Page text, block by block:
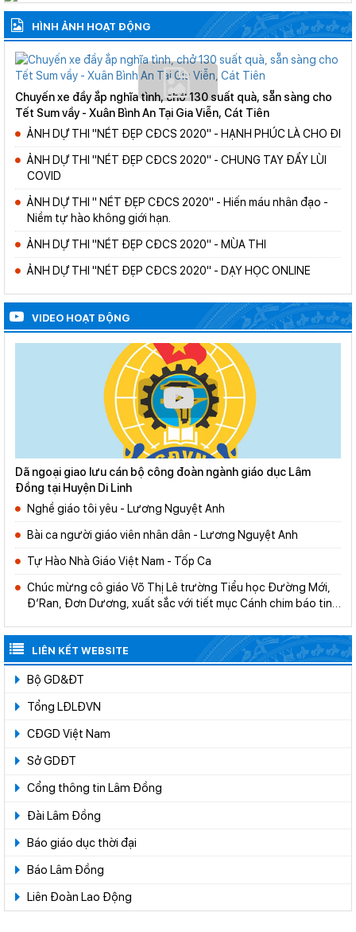
HÌNH ẢNH HOẠT ĐỘNG
Chuyến xe đầy ắp nghĩa tình, chở 130 suất quà, sẵn sàng cho
Tết Sum vầy - Xuân Bình An Tại Gia Viễn, Cát Tiên
ẢNH DỰ THI "NÉT ĐẸP CĐCS 2020" - HẠNH PHÚC LÀ CHO ĐI
ẢNH DỰ THI "NÉT ĐẸP CĐCS 2020" - CHUNG TAY ĐẨY LÙI
COVID
ẢNH DỰ THI " NÉT ĐẸP CĐCS 2020" - Hiến máu nhân đạo -
Niềm tự hào không giới hạn.
ẢNH DỰ THI "NÉT ĐẸP CĐCS 2020" - MÙA THI
ẢNH DỰ THI "NÉT ĐẸP CĐCS 2020" - DẠY HỌC ONLINE
VIDEO HOẠT ĐỘNG
Dã ngoại giao lưu cán bộ công đoàn ngành giáo dục Lâm
Đồng tại Huyện Di Linh
Nghề giáo tôi yêu - Lương Nguyệt Anh
Bài ca người giáo viên nhân dân - Lương Nguyệt Anh
Tự Hào Nhà Giáo Việt Nam - Tốp Ca
Chúc mừng cô giáo Võ Thị Lê trường Tiểu học Đường Mới,
Đ’Ran, Đơn Dương, xuất sắc với tiết mục Cánh chim báo tin
thứ V-2021
LIÊN KẾT WEBSITE
Bộ GD&ĐT
Tổng LĐLĐVN
CĐGD Việt Nam
Sở GDĐT
Cổng thông tin Lâm Đồng
Đài Lâm Đồng
Báo giáo dục thời đại
Báo Lâm Đồng
Liên Đoàn Lao Động